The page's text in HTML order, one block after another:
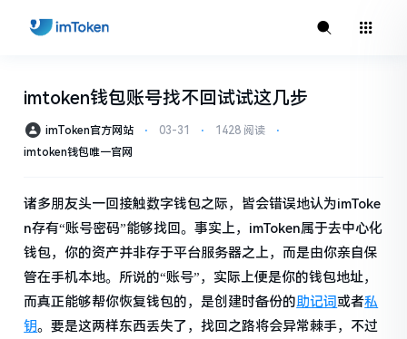
imtoken钱包账号找不回试试这几步
imToken官方网站 ⋅ 03-31 ⋅ 1428 阅读
⋅
imtoken钱包唯一官网
诸多朋友头一回接触数字钱包之际，皆会错误地认为imToke
n存有“账号密码”能够找回。事实上，imToken属于去中心化
钱包，你的资产并非存于平台服务器之上，而是由你亲自保
管在手机本地。所说的“账号”，实际上便是你的钱包地址，
而真正能够帮你恢复钱包的，是创建时备份的助记词或者私
钥。要是这两样东西丢失了，找回之路将会异常棘手，不过